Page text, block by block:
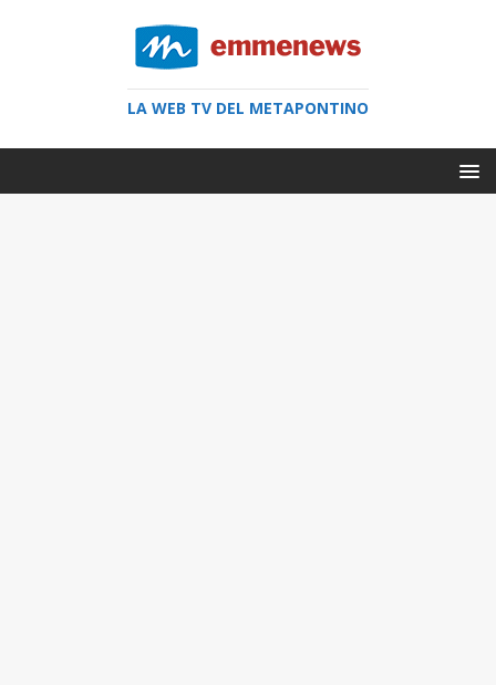
LA WEB TV DEL METAPONTINO